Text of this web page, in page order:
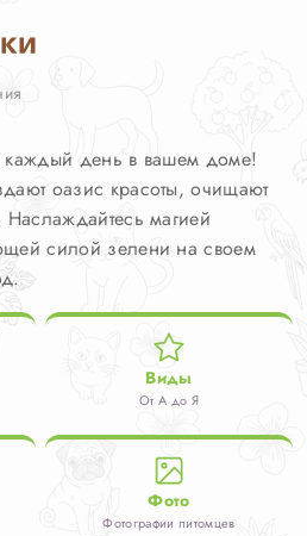
каждый день в вашем доме!
оазис красоты, очищают
Наслаждайтесь магией
силой зелени на своем
Виды
От А до Я
Фото
Фотографии питомцев